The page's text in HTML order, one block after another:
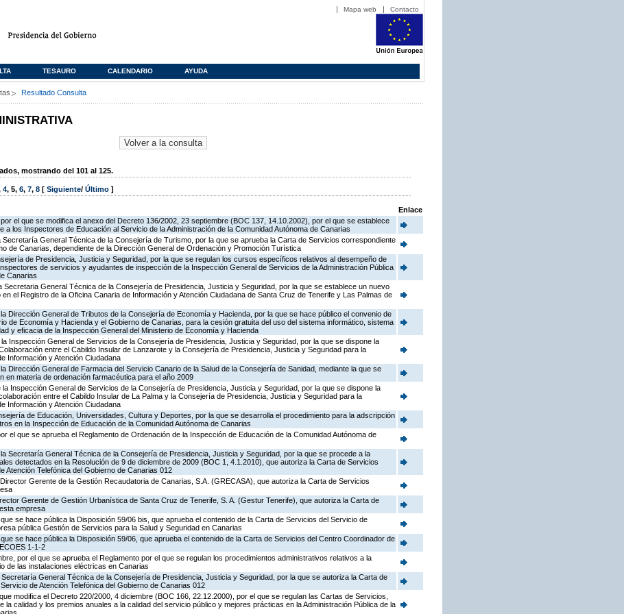
Mapa web Contacto
TESAURO CALENDARIO AYUDA
Resultado Consulta
mostrando del 101 al 125.
4, 5, 6, 7, 8 [ Siguiente/ Último ]
Enlace
el que se modifica el anexo del Decreto 136/2002, 23 septiembre (BOC 137, 14.10.2002), por el que se establece
a los Inspectores de Educación al Servicio de la Administración de la Comunidad Autónoma de Canarias
Secretaría General Técnica de la Consejería de Turismo, por la que se aprueba la Carta de Servicios correspondiente
de Canarias, dependiente de la Dirección General de Ordenación y Promoción Turística
de Presidencia, Justicia y Seguridad, por la que se regulan los cursos específicos relativos al desempeño de
de servicios y ayudantes de inspección de la Inspección General de Servicios de la Administración Pública
Canarias
Secretaria General Técnica de la Consejería de Presidencia, Justicia y Seguridad, por la que se establece un nuevo
el Registro de la Oficina Canaria de Información y Atención Ciudadana de Santa Cruz de Tenerife y Las Palmas de
Dirección General de Tributos de la Consejería de Economía y Hacienda, por la que se hace público el convenio de
de Economía y Hacienda y el Gobierno de Canarias, para la cesión gratuita del uso del sistema informático, sistema
y eficacia de la Inspección General del Ministerio de Economía y Hacienda
Inspección General de Servicios de la Consejería de Presidencia, Justicia y Seguridad, por la que se dispone la
entre el Cabildo Insular de Lanzarote y la Consejería de Presidencia, Justicia y Seguridad para la
Información y Atención Ciudadana
Dirección General de Farmacia del Servicio Canario de la Salud de la Consejería de Sanidad, mediante la que se
en materia de ordenación farmacéutica para el año 2009
la Inspección General de Servicios de la Consejería de Presidencia, Justicia y Seguridad, por la que se dispone la
entre el Cabildo Insular de La Palma y la Consejería de Presidencia, Justicia y Seguridad para la
Información y Atención Ciudadana
de Educación, Universidades, Cultura y Deportes, por la que se desarrolla el procedimiento para la adscripción
en la Inspección de Educación de la Comunidad Autónoma de Canarias
el que se aprueba el Reglamento de Ordenación de la Inspección de Educación de la Comunidad Autónoma de
Secretaría General Técnica de la Consejería de Presidencia, Justicia y Seguridad, por la que se procede a la
detectados en la Resolución de 9 de diciembre de 2009 (BOC 1, 4.1.2010), que autoriza la Carta de Servicios
Atención Telefónica del Gobierno de Canarias 012
Gerente de la Gestión Recaudatoria de Canarias, S.A. (GRECASA), que autoriza la Carta de Servicios
Gerente de Gestión Urbanística de Santa Cruz de Tenerife, S. A. (Gestur Tenerife), que autoriza la Carta de
empresa
se hace pública la Disposición 59/06 bis, que aprueba el contenido de la Carta de Servicios del Servicio de
pública Gestión de Servicios para la Salud y Seguridad en Canarias
se hace pública la Disposición 59/06, que aprueba el contenido de la Carta de Servicios del Centro Coordinador de
1-1-2
por el que se aprueba el Reglamento por el que se regulan los procedimientos administrativos relativos a la
de las instalaciones eléctricas en Canarias
General Técnica de la Consejería de Presidencia, Justicia y Seguridad, por la que se autoriza la Carta de
de Atención Telefónica del Gobierno de Canarias 012
modifica el Decreto 220/2000, 4 diciembre (BOC 166, 22.12.2000), por el que se regulan las Cartas de Servicios,
la calidad y los premios anuales a la calidad del servicio público y mejores prácticas en la Administración Pública de la